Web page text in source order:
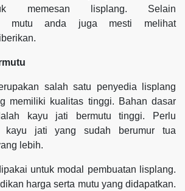
memesan lisplang. Selain
mutu anda juga mesti melihat
salah satu penyedia lisplang
memiliki kualitas tinggi. Bahan dasar
kayu jati bermutu tinggi. Perlu
kayu jati yang sudah berumur tua
lebih.
untuk modal pembuatan lisplang.
harga serta mutu yang didapatkan.